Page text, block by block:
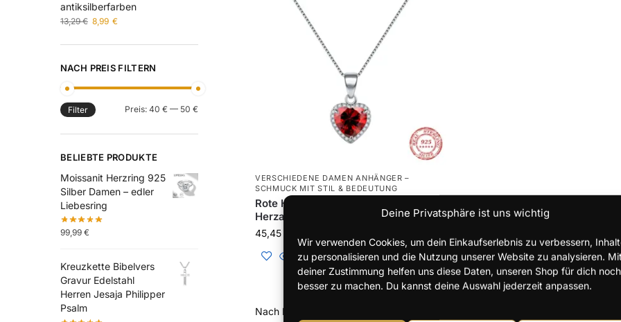
Deine Privatsphäre ist uns wichtig
Wir verwenden Cookies, um dein Einkaufserlebnis zu verbessern,
zu personalisieren und die Nutzung unserer Website zu analysieren.
deiner Zustimmung helfen uns diese Daten, unseren Shop für dich noch
besser zu machen. Du kannst deine Auswahl jederzeit anpassen.
VERSCHIEDENE DAMEN ANHÄNGER –
SCHMUCK MIT STIL & BEDEUTUNG
Rote Herzkette 925 Silber – Zirkon
Herzanhänger
45,45
antiksilberfarben
13,29€ 8,99 €
NACH PREIS FILTERN
Filter Preis: 40 € — 50 €
BELIEBTE PRODUKTE
Moissanit Herzring 925
Silber Damen – edler
Liebesring
99,99 €
Kreuzkette Bibelvers
Gravur Edelstahl
Herren Jesaja Philipper
Psalm